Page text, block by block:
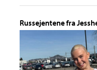
Russejentene fra